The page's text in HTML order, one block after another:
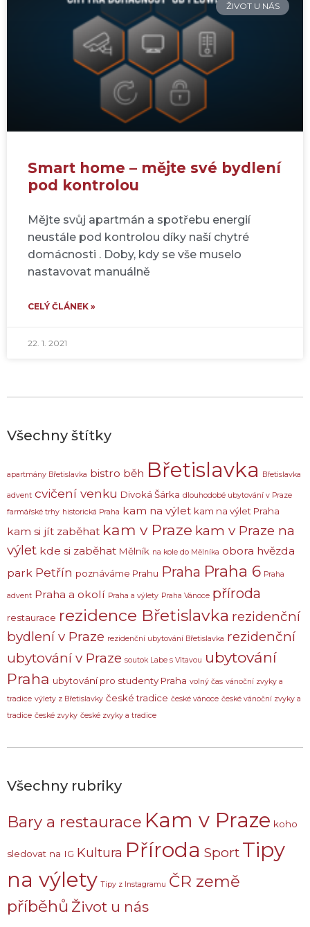
ŽIVOT U NÁS
Smart home – mějte své bydlení
pod kontrolou
Mějte svůj apartmán a spotřebu energií
neustále pod kontrolou díky naší chytré
domácnosti . Doby, kdy se vše muselo
nastavovat manuálně
CELÝ ČLÁNEK »
22. 1. 2021
Všechny štítky
apartmány Břetislavka bistro běh Břetislavka Břetislavka
advent cvičení venku Divoká Šárka dlouhodobé ubytování v Praze
farmářské trhy historická Praha kam na výlet kam na výlet Praha
kam si jít zaběhat kam v Praze kam v Praze na
výlet kde si zaběhat Mělník na kole do Mělníka obora hvězda
park Petřín poznáváme Prahu Praha Praha 6 Praha
advent Praha a okolí Praha a výlety Praha Vánoce příroda
restaurace rezidence Břetislavka rezidenční
bydlení v Praze rezidenční ubytování Břetislavka rezidenční
ubytování v Praze soutok Labe s Vltavou ubytování
Praha ubytování pro studenty Praha volný čas vánoční zvyky a
tradice výlety z Břetislavky české tradice české vánoce české vánoční zvyky a
tradice české zvyky české zvyky a tradice
Všechny rubriky
Bary a restaurace Kam v Praze koho
sledovat na IG Kultura Příroda Sport Tipy
na výlety Tipy z Instagramu ČR země
příběhů Život u nás